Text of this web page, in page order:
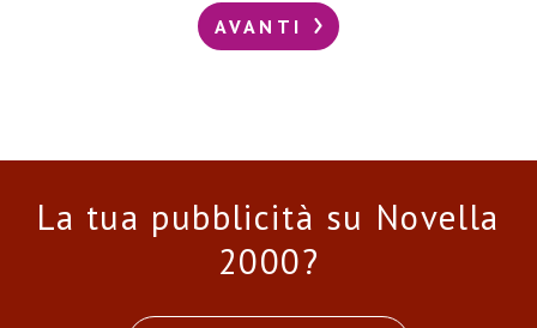
AVANTI
La tua pubblicità su Novella
2000?